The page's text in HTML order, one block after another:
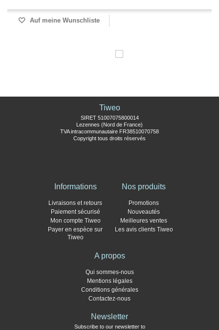
Auf meine Wunschliste
Tiweo
SIRET 51007075800014
Lezennes (Nord de France)
TVA intracommunautaire FR38510070758
Copyright tous droits réservés
Informations
Livraisons et retours
Paiement sécurisé
Mon compte Tiweo
Payer en espèce sur
Tiweo
Nos produits
Promotions
Nouveautés
Meilleures ventes
Les avis clients Tiweo
A propos
Qui sommes-nous
Mentions légales
Conditions générales
Contactez-nous
Newsletter
Subscribe to our newsletter to